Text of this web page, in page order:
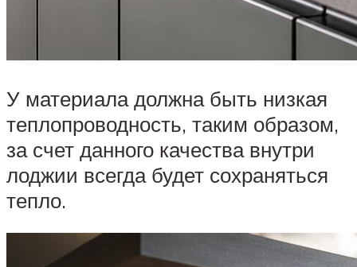
У материала должна быть низкая
теплопроводность, таким образом,
за счет данного качества внутри
лоджии всегда будет сохраняться
тепло.